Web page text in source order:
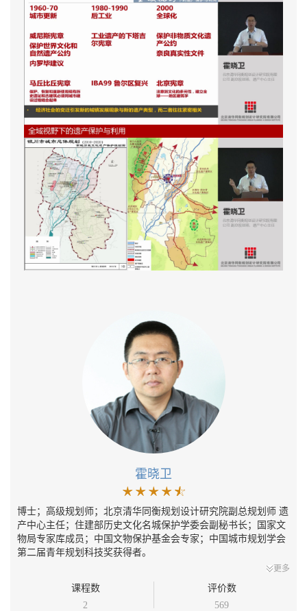
霍晓卫
博士；高级规划师；北京清华同衡规划设计研究院副总规划师 遗
产中心主任；住建部历史文化名城保护学委会副秘书长；国家文
物局专家库成员；中国文物保护基金会专家；中国城市规划学会
第二届青年规划科技奖获得者。
更多
课程数
2
评价数
569